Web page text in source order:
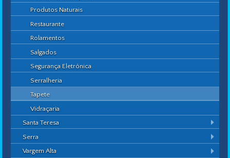
Produtos Naturais
Restaurante
Rolamentos
Salgados
Segurança Eletrônica
Serralheria
Tapete
Vidraçaria
Santa Teresa
Serra
Vargem Alta